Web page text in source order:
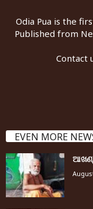
Odia Pua is the
Published from
Contact
EVEN MORE